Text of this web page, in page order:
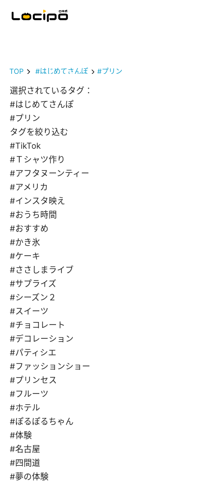
TOP #はじめてさんぽ #プリン
選択されているタグ：
#はじめてさんぽ
#プリン
タグを絞り込む
#TikTok
#Ｔシャツ作り
#アフタヌーンティー
#アメリカ
#インスタ映え
#おうち時間
#おすすめ
#かき氷
#ケーキ
#ささしまライブ
#サプライズ
#シーズン２
#スイーツ
#チョコレート
#デコレーション
#パティシエ
#ファッションショー
#プリンセス
#フルーツ
#ホテル
#ぽるぽるちゃん
#体験
#名古屋
#四間道
#夢の体験